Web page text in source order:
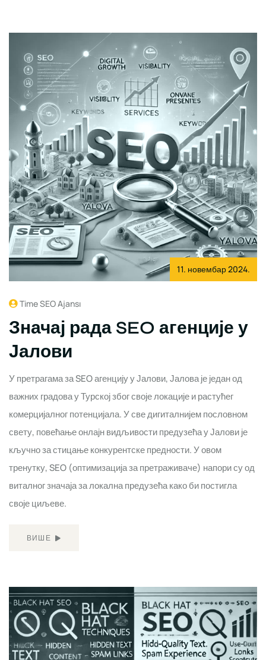
11. новембар 2024.
Time SEO Ajansı
Значај рада SEO агенције у
Јалови
У претрагама за SEO агенцију у Јалови, Јалова је један од
важних градова у Турској због своје локације и растућег
комерцијалног потенцијала. У све дигиталнијем пословном
свету, повећање онлајн видљивости предузећа у Јалови је
кључно за стицање конкурентске предности. У овом
тренутку, SEO (оптимизација за претраживаче) напори су од
виталног значаја за локална предузећа како би постигла
своје циљеве.
ВИШЕ